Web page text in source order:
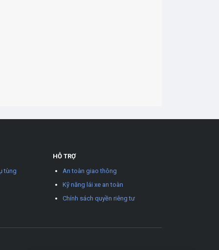
tùng
HỖ TRỢ
An toàn giao thông
Kỹ năng lái xe an toàn
Chính sách quyền riêng tư